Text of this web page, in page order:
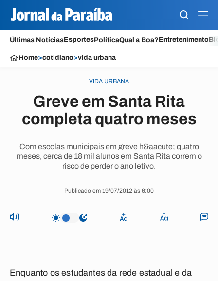
Últimas NotíciasEsportesPolíticaQual a Boa?Entretenimento
Home>cotidiano>vida urbana
VIDA URBANA
Greve em Santa Rita
completa quatro meses
Com escolas municipais em greve h&aacute; quatro
meses, cerca de 18 mil alunos em Santa Rita correm o
risco de perder o ano letivo.
Publicado em 19/07/2012 às 6:00
Enquanto os estudantes da rede estadual e da